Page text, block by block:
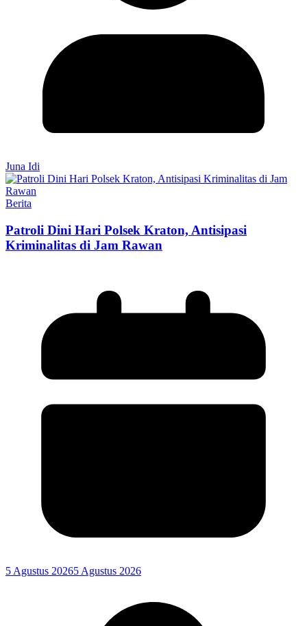
Juna Idi
Berita
Patroli Dini Hari Polsek Kraton, Antisipasi
Kriminalitas di Jam Rawan
5 Agustus 20265 Agustus 2026